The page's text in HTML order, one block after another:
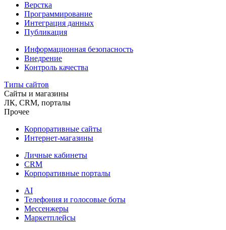
Верстка
Программирование
Интеграция данных
Публикация
Информационная безопасность
Внедрение
Контроль качества
Типы сайтов
Сайты и магазины
ЛК, CRM, порталы
Прочее
Корпоративные сайты
Интернет-магазины
Личные кабинеты
CRM
Корпоративные порталы
AI
Телефония и голосовые боты
Мессенжеры
Маркетплейсы